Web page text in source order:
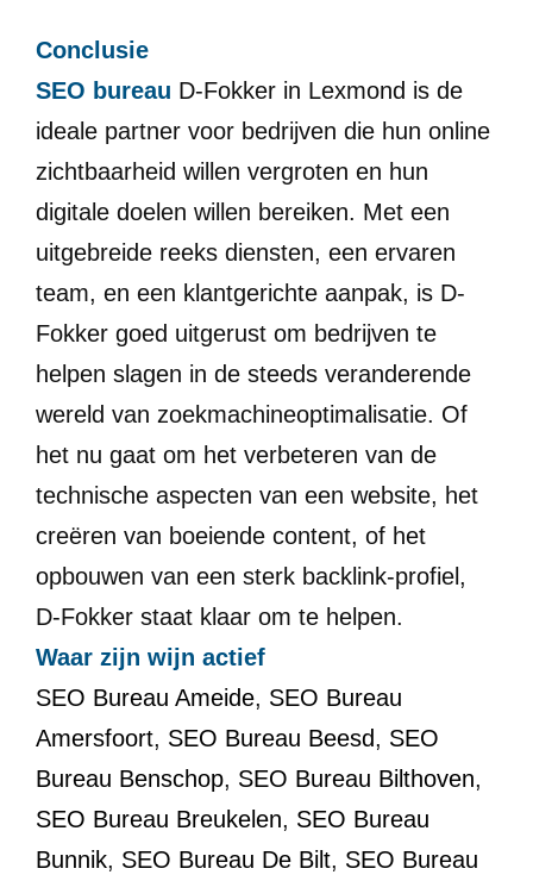
Conclusie
SEO bureau D-Fokker in Lexmond is de
ideale partner voor bedrijven die hun online
zichtbaarheid willen vergroten en hun
digitale doelen willen bereiken. Met een
uitgebreide reeks diensten, een ervaren
team, en een klantgerichte aanpak, is D-
Fokker goed uitgerust om bedrijven te
helpen slagen in de steeds veranderende
wereld van zoekmachineoptimalisatie. Of
het nu gaat om het verbeteren van de
technische aspecten van een website, het
creëren van boeiende content, of het
opbouwen van een sterk backlink-profiel,
D-Fokker staat klaar om te helpen.
Waar zijn wijn actief
SEO Bureau Ameide, SEO Bureau
Amersfoort, SEO Bureau Beesd, SEO
Bureau Benschop, SEO Bureau Bilthoven,
SEO Bureau Breukelen, SEO Bureau
Bunnik, SEO Bureau De Bilt, SEO Bureau